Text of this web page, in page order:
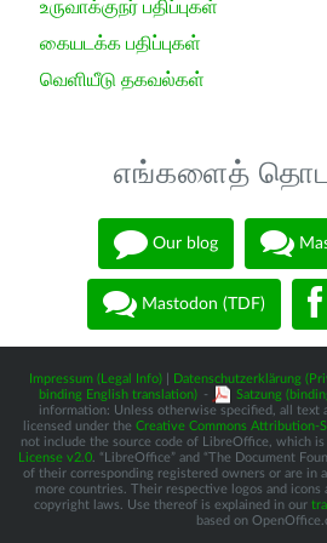
உருவாக்குநர் பதிப்புகள்
கையடக்க பதிப்புகள்
வெளியீடு தகவல்கள்
எங்களைத்
Our blog
Mastodon (TDF)
Impressum (Legal Info) Datenschutzerklärung
binding English translation) - Satzung
information: Unless otherwise specified, all text
licensed under the Creative Commons Attribution-
not include the source code of LibreOffice, which
License v2.0 . “LibreOffice” and “The Document
of their corresponding registered owners or are in
more countries. Their respective logos and icons
copyright laws. Use thereof is explained in our
based on